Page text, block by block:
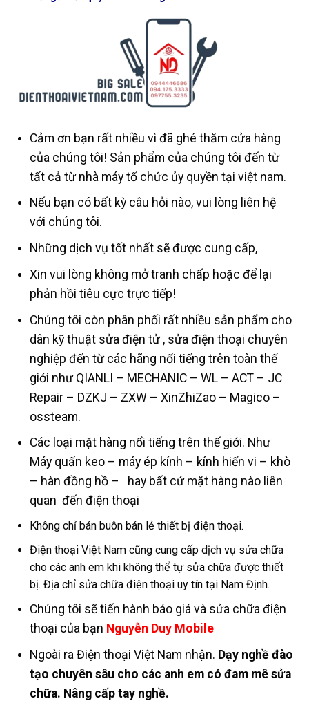
Cảm ơn bạn rất nhiều vì đã ghé thăm cửa hàng
của chúng tôi! Sản phẩm của chúng tôi đến từ
tất cả từ nhà máy tổ chức ủy quyền tại việt nam.
Nếu bạn có bất kỳ câu hỏi nào, vui lòng liên hệ
với chúng tôi.
Những dịch vụ tốt nhất sẽ được cung cấp,
Xin vui lòng không mở tranh chấp hoặc để lại
phản hồi tiêu cực trực tiếp!
Chúng tôi còn phân phối rất nhiều sản phẩm cho
dân kỹ thuật sửa điện tử , sửa điện thoại chuyên
nghiệp đến từ các hãng nổi tiếng trên toàn thế
giới như QIANLI – MECHANIC – WL – ACT – JC
Repair – DZKJ – ZXW – XinZhiZao – Magico –
ossteam.
Các loại mặt hàng nổi tiếng trên thế giới. Như
Máy quấn keo – máy ép kính – kính hiển vi – khò
– hàn đồng hồ – hay bất cứ mặt hàng nào liên
quan đến điện thoại
Không chỉ bán buôn bán lẻ thiết bị điện thoại.
Điện thoại Việt Nam cũng cung cấp dịch vụ sửa chữa
cho các anh em khi không thể tự sửa chữa được thiết
bị. Địa chỉ sửa chữa điện thoại uy tín tại Nam Định.
Chúng tôi sẽ tiến hành báo giá và sửa chữa điện
thoại của bạn Nguyễn Duy Mobile
Ngoài ra Điện thoại Việt Nam nhận. Dạy nghề đào
tạo chuyên sâu cho các anh em có đam mê sửa
chữa. Nâng cấp tay nghề.